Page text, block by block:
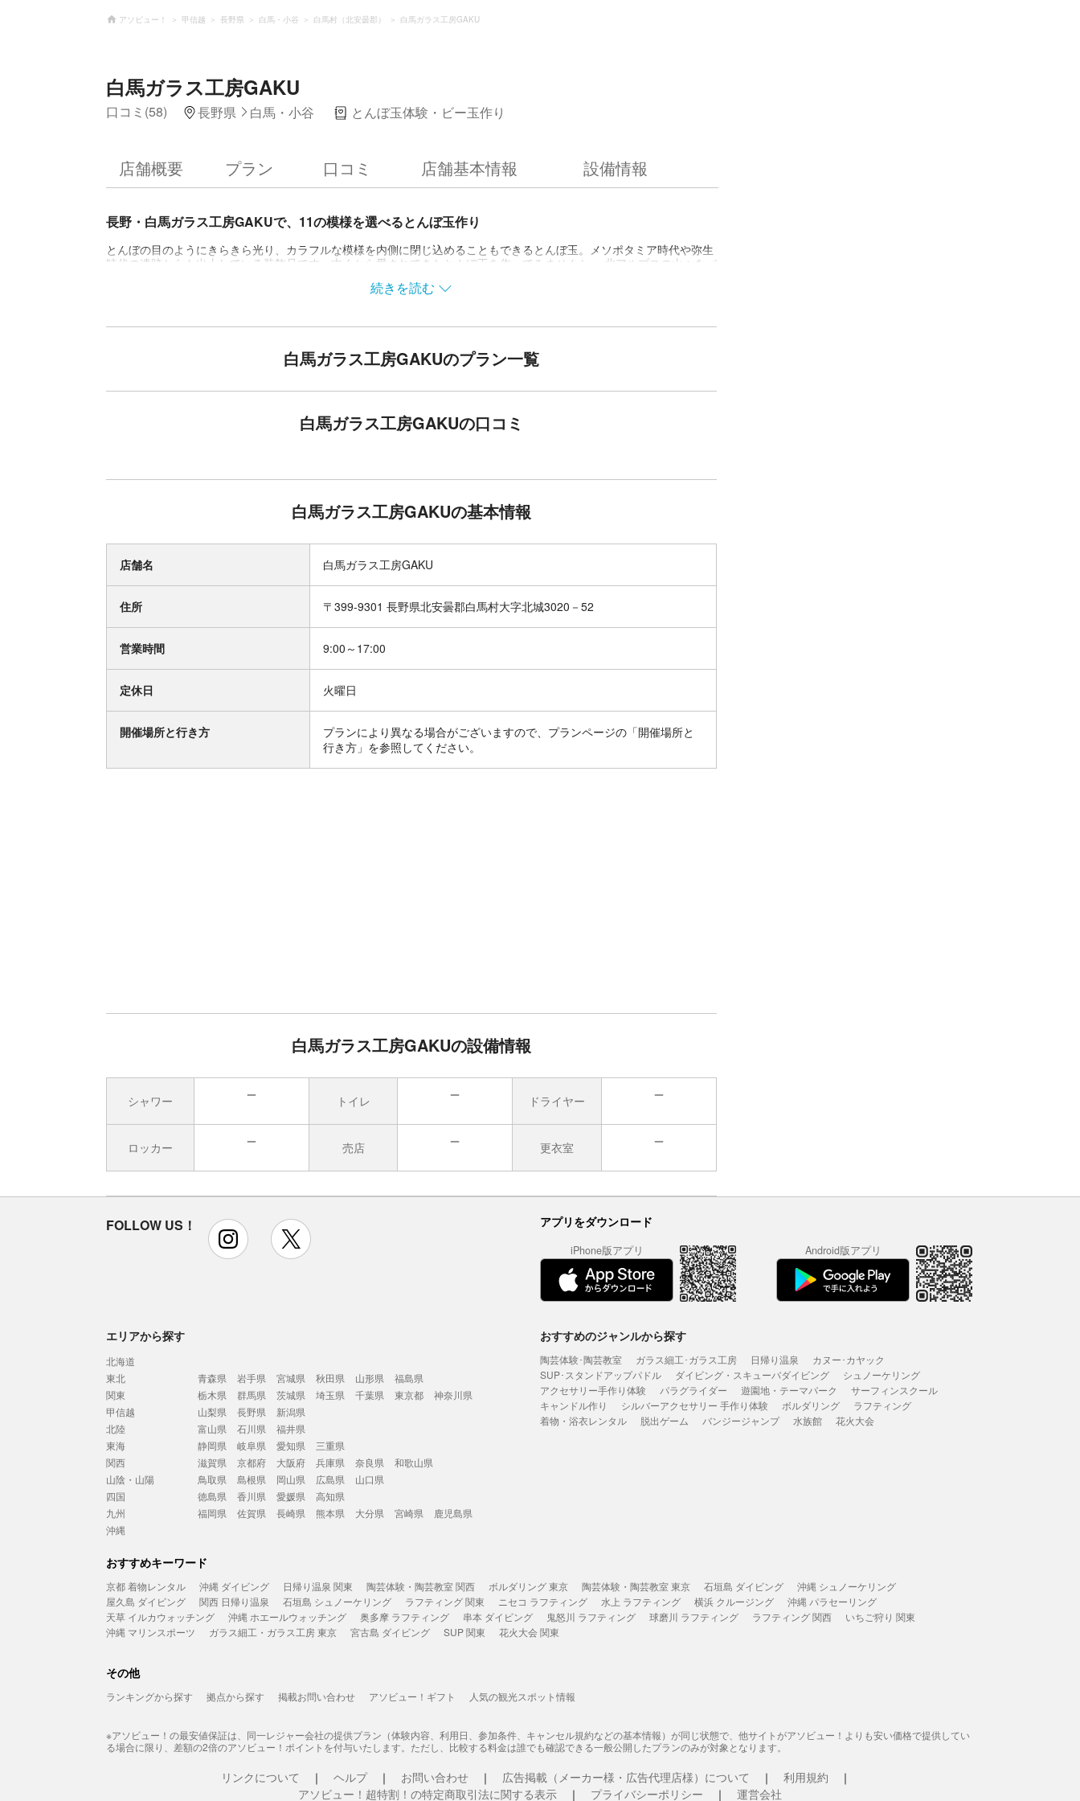
アソビュー！ 甲信越 長野県 白馬・小谷 白馬村（北安曇郡） 白馬ガラス工房GAKU
白馬ガラス工房GAKU
口コミ(58) 長野県 白馬・小谷 とんぼ玉体験・ビー玉作り
店舗概要 プラン 口コミ 店舗基本情報 設備情報
長野・白馬ガラス工房GAKUで、11の模様を選べるとんぼ玉作り
とんぼの目のようにきらきら光り、カラフルな模様を内側に閉じ込めることもできるとんぼ玉。メソポタミア時代や弥生
時代の遺跡からも出土している装飾品です。古くから愛されてきたとんぼ玉を作ってみませんか。 北アルプスの山々をバ
ーやスノーボードといったウィンタースポーツのイメージが強い場所ですが、実は芸術の村でもあるのです。ガラス工房
で、溶けだしたガラスをステンレス製の棒に巻きつけます。バーナーの炎の中で形を整え、好みの模様を加えたらとんぼ
ガラス玉ですが、集中して作業することで自分だけの輝きを放ちます。世界にひとつのとんぼ玉を作りにお越しくださ
続きを読む
白馬ガラス工房GAKUのプラン一覧
白馬ガラス工房GAKUの口コミ
白馬ガラス工房GAKUの基本情報
店舗名 白馬ガラス工房GAKU
住所 〒399-9301 長野県北安曇郡白馬村大字北城3020－52
営業時間 9:00～17:00
定休日 火曜日
開催場所と行き方
プランにより異なる場合がございますので、プランページの「開催場所と
行き方」を参照してください。
白馬ガラス工房GAKUの設備情報
シャワー トイレ ドライヤー
ロッカー 売店 更衣室
FOLLOW US！ instagram アプリをダウンロード
iPhone版アプリ Android版アプリ
エリアから探す
北海道
東北
青森県 岩手県 宮城県 秋田県 山形県
福島県
関東
栃木県 群馬県 茨城県 埼玉県 千葉県 東京都
神奈川県
甲信越
山梨県 長野県
新潟県
北陸
富山県 石川県
福井県
東海
静岡県 岐阜県 愛知県
三重県
関西
滋賀県 京都府 大阪府 兵庫県 奈良県
和歌山県
山陰・山陽
鳥取県 島根県 岡山県 広島県
山口県
四国
徳島県 香川県 愛媛県
高知県
九州
福岡県 佐賀県 長崎県 熊本県 大分県 宮崎県
鹿児島県
沖縄
おすすめのジャンルから探す
陶芸体験･陶芸教室 ガラス細工･ガラス工房 日帰り温泉
カヌー･カヤック
SUP･スタンドアップパドル
ダイビング・スキューバダイビング
シュノーケリング
アクセサリー手作り体験
パラグライダー 遊園地・テーマパーク
サーフィンスクール
キャンドル作り
シルバーアクセサリー 手作り体験 ボルダリング
ラフティング
着物・浴衣レンタル
脱出ゲーム バンジージャンプ 水族館 花火大会
おすすめキーワード
京都 着物レンタル 沖縄 ダイビング 日帰り温泉 関東 陶芸体験・陶芸教室 関西 ボルダリング 東京 陶芸体験・陶芸教室 東京 石垣島 ダイビング
沖縄 シュノーケリング
屋久島 ダイビング
関西 日帰り温泉 石垣島 シュノーケリング ラフティング 関東 ニセコ ラフティング 水上 ラフティング 横浜 クルージング
沖縄 パラセーリング
天草 イルカウォッチング
沖縄 ホエールウォッチング 奥多摩 ラフティング 串本 ダイビング 鬼怒川 ラフティング 球磨川 ラフティング ラフティング 関西
いちご狩り 関東
沖縄 マリンスポーツ
ガラス細工・ガラス工房 東京 宮古島 ダイビング SUP 関東 花火大会 関東
その他
ランキングから探す 拠点から探す 掲載お問い合わせ アソビュー！ギフト 人気の観光スポット情報
※アソビュー！の最安値保証は、同一レジャー会社の提供プラン（体験内容、利用日、参加条件、キャンセル規約などの基本情報）が同じ状態で、他サイトがアソビュー！よりも安い価格で提供してい
る場合に限り、差額の2倍のアソビュー！ポイントを付与いたします。ただし、比較する料金は誰でも確認できる一般公開したプランのみが対象となります。
リンクについて ヘルプ お問い合わせ 広告掲載（メーカー様・広告代理店様）について
利用規約
アソビュー！超特割！の特定商取引法に関する表示
プライバシーポリシー 運営会社